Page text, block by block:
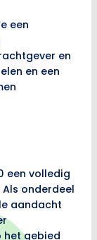
een
en
en een
een volledig
onderdeel
aandacht
het gebied